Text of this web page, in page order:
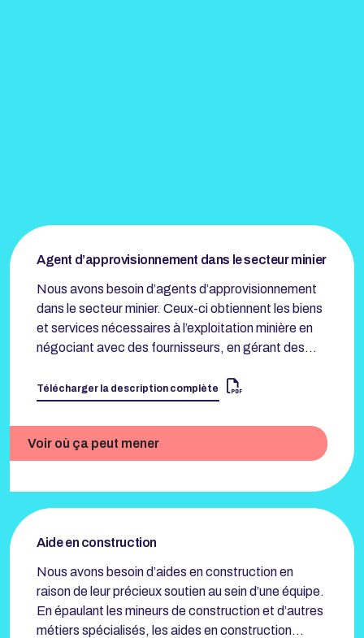
Agent d’approvisionnement dans le secteur minier
Nous avons besoin d’agents d’approvisionnement
dans le secteur minier. Ceux-ci obtiennent les biens
et services nécessaires à l’exploitation minière en
négociant avec des fournisseurs, en gérant des…
Télécharger la description complète
Voir où ça peut mener
Aide en construction
Nous avons besoin d’aides en construction en
raison de leur précieux soutien au sein d’une équipe.
En épaulant les mineurs de construction et d’autres
métiers spécialisés, les aides en construction…